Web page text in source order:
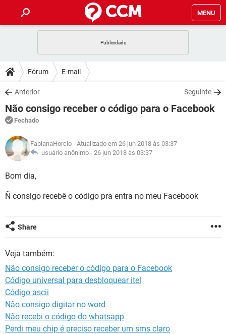
MENU
CELULAR
OUTLOOK
INSTAGRAM GMAIL
GUIA DE COMPRAS
DICAS
JOGOS
OUTLOOK
INSTAGRAM
GUIA DE COMPRAS
DOWNLOADS
JOGOS WHATSAPP
CELULAR
OUTLOOK EXCEL
INSTAGRAM
GUIA DE COMPRAS
FÓRUM
JOGOS
CELULAR FACEBOOK
GLOSSÁRIO
JOGOS
CELULAR
OUTLOOK EXCEL
GUIA DE COMPRAS
Fórum E-mail
Anterior Seguinte
Não consigo receber o código para o Facebook
Fechado
FabianaHorcio - Atualizado em 26 jun 2018 às 03:37
usuário anônimo - 26 jun 2018 às 03:37
Bom dia,
Ñ consigo recebê o código pra entra no meu Facebook
Share
Veja também:
Não consigo receber o código para o Facebook
Código universal para desbloquear itel
Código ascii
Não consigo digitar no word
Não recebi o código do whatsapp
Perdi meu chip é preciso receber um sms claro